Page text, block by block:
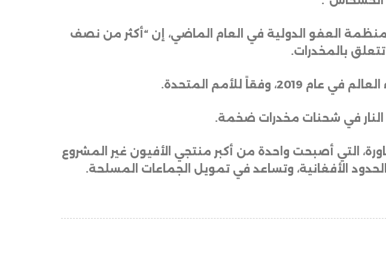
منظمة العفو الدولية في العام الماضي، إن “أكثر من نصف
.
.
النار في شحنات مخدرات ضخمة.
التي أصبحت واحدة من أكبر منتجي الأفيون غير المشروع
الأفغانية، وتساعد في تمويل الجماعات المسلحة.